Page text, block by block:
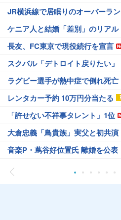
JR横浜線で居眠りのオーバーラン
ケニア人と結婚「差別」のリアル
長友、FC東京で現役続行を宣言
スクバル「デトロイト戻りたい」
ラグビー選手が熱中症で倒れ死亡
レンタカー予約 10万円分当たる
「許せない不祥事タレント」1位
大倉忠義「鳥貴族」実父と初共演
音楽P・蔦谷好位置氏 離婚を公表